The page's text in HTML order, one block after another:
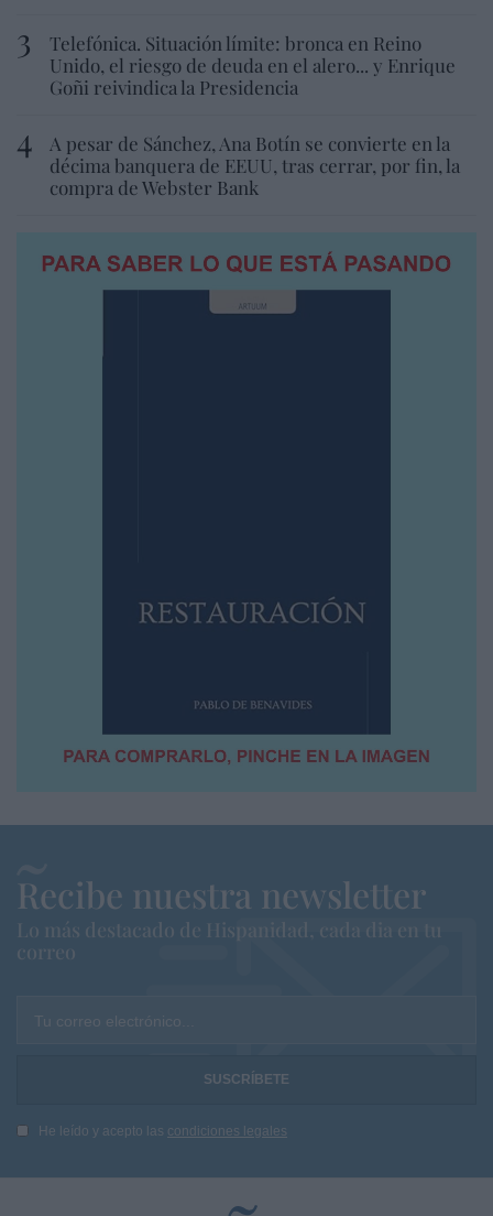
Telefónica. Situación límite: bronca en Reino
Unido, el riesgo de deuda en el alero... y Enrique
Goñi reivindica la Presidencia
A pesar de Sánchez, Ana Botín se convierte en la
décima banquera de EEUU, tras cerrar, por fin, la
compra de Webster Bank
Recibe nuestra newsletter
Lo más destacado de Hispanidad, cada dia en tu
correo
Tu correo electrónico...
He leído y acepto las condiciones legales